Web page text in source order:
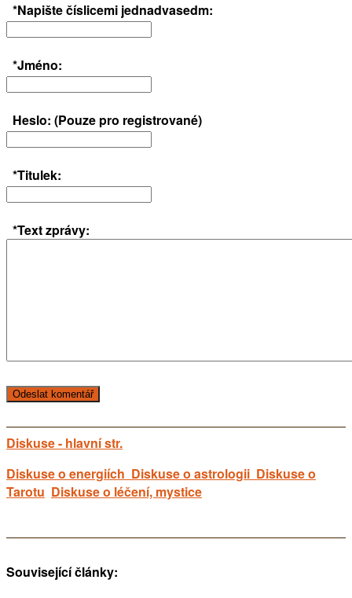
*Napište číslicemi jednadvasedm:
*Jméno:
Heslo: (Pouze pro registrované)
*Titulek:
*Text zprávy:
Diskuse - hlavní str.
Diskuse o energiích Diskuse o astrologii Diskuse o
Tarotu Diskuse o léčení, mystice
Související články: